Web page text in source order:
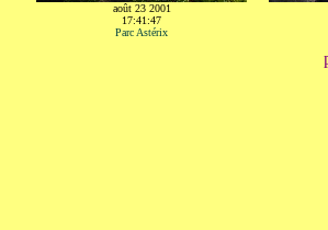
août 23 2001
17:41:47
Parc Astérix